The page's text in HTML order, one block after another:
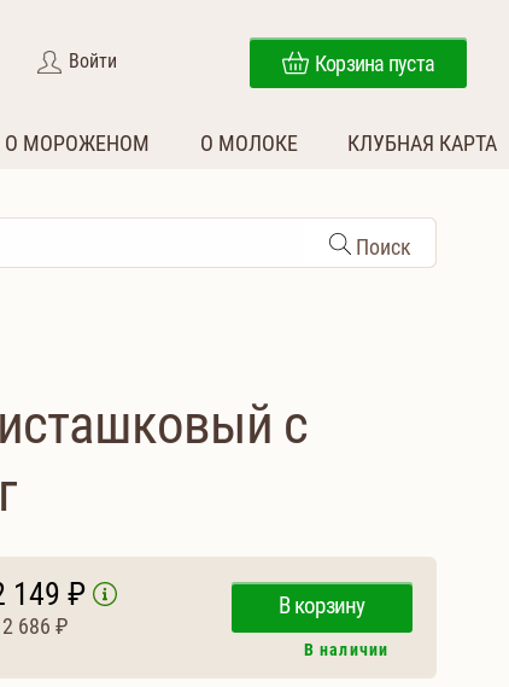
Войти Корзина пуста
О МОРОЖЕНОМ О МОЛОКЕ КЛУБНАЯ КАРТА
Поиск
с
149 ₽
2 686 ₽
В корзину
В наличии